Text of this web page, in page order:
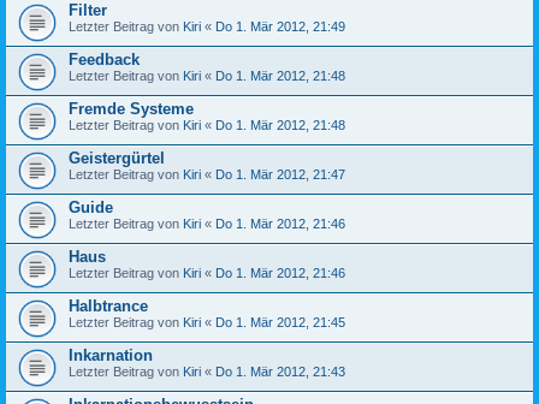
Filter
Letzter Beitrag von Kiri « Do 1. Mär 2012, 21:49
Feedback
Letzter Beitrag von Kiri « Do 1. Mär 2012, 21:48
Fremde Systeme
Letzter Beitrag von Kiri « Do 1. Mär 2012, 21:48
Geistergürtel
Letzter Beitrag von Kiri « Do 1. Mär 2012, 21:47
Guide
Letzter Beitrag von Kiri « Do 1. Mär 2012, 21:46
Haus
Letzter Beitrag von Kiri « Do 1. Mär 2012, 21:46
Halbtrance
Letzter Beitrag von Kiri « Do 1. Mär 2012, 21:45
Inkarnation
Letzter Beitrag von Kiri « Do 1. Mär 2012, 21:43